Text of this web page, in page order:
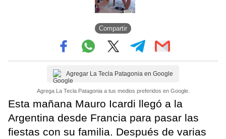
Compartir
Agregar La Tecla Patagonia en Google
Agrega La Tecla Patagonia a tus medios preferidos en Google.
Esta mañana Mauro Icardi llegó a la
Argentina desde Francia para pasar las
fiestas con su familia. Después de varias